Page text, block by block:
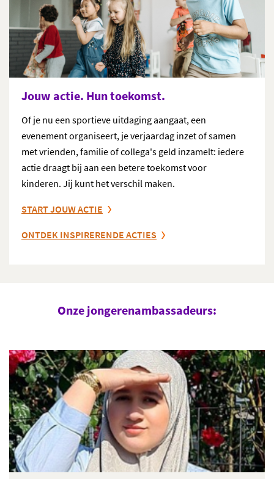
Jouw actie. Hun toekomst.
Of je nu een sportieve uitdaging aangaat, een
evenement organiseert, je verjaardag inzet of samen
met vrienden, familie of collega's geld inzamelt: iedere
actie draagt bij aan een betere toekomst voor
kinderen. Jij kunt het verschil maken.
START JOUW ACTIE
ONTDEK INSPIRERENDE ACTIES
Onze jongerenambassadeurs: